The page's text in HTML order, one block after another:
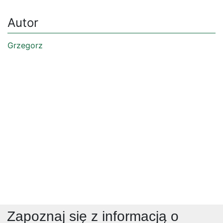
Autor
Grzegorz
Zapoznaj się z informacją o